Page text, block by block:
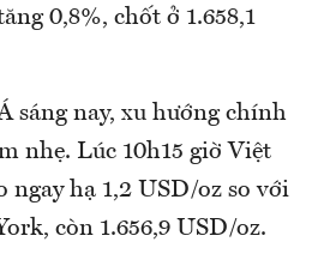
0,8%, chốt ở 1.658,1
sáng nay, xu hướng chính
nhẹ. Lúc 10h15 giờ Việt
ngay hạ 1,2 USD/oz so với
còn 1.656,9 USD/oz.